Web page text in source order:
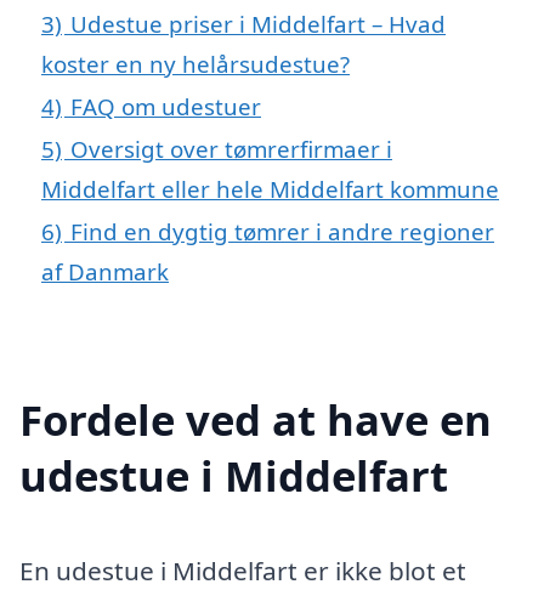
3) Udestue priser i Middelfart – Hvad
koster en ny helårsudestue?
4) FAQ om udestuer
5) Oversigt over tømrerfirmaer i
Middelfart eller hele Middelfart kommune
6) Find en dygtig tømrer i andre regioner
af Danmark
Fordele ved at have en
udestue i Middelfart
En udestue i Middelfart er ikke blot et